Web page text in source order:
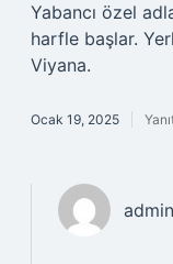
Yabancı özel
harfle başlar.
Viyana.
Ocak 19, 2025
admin